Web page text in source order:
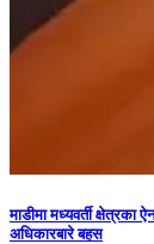
माडीमा मध्यवर्ती
अधिकारबारे बहस